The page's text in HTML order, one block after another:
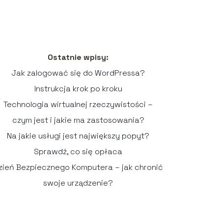
Ostatnie wpisy:
Jak zalogować się do WordPressa?
Instrukcja krok po kroku
Technologia wirtualnej rzeczywistości –
czym jest i jakie ma zastosowania?
Na jakie usługi jest największy popyt?
Sprawdź, co się opłaca
Bezpiecznego Komputera – jak chronić
swoje urządzenie?